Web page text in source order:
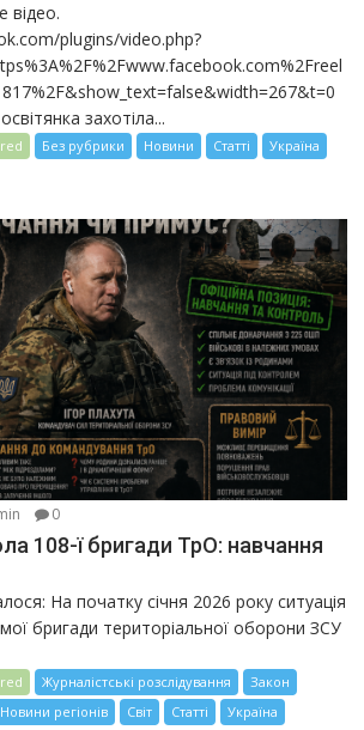
відео.
plugins/video.php?
захотіла...
Без рубрики Новини Статті Україна
0
108-ї бригади ТрО: навчання
На початку січня 2026 року ситуація
бригади територіальної оборони ЗСУ
Журналістські розслідування
Закон
Новини регіонів Світ Статті
Україна